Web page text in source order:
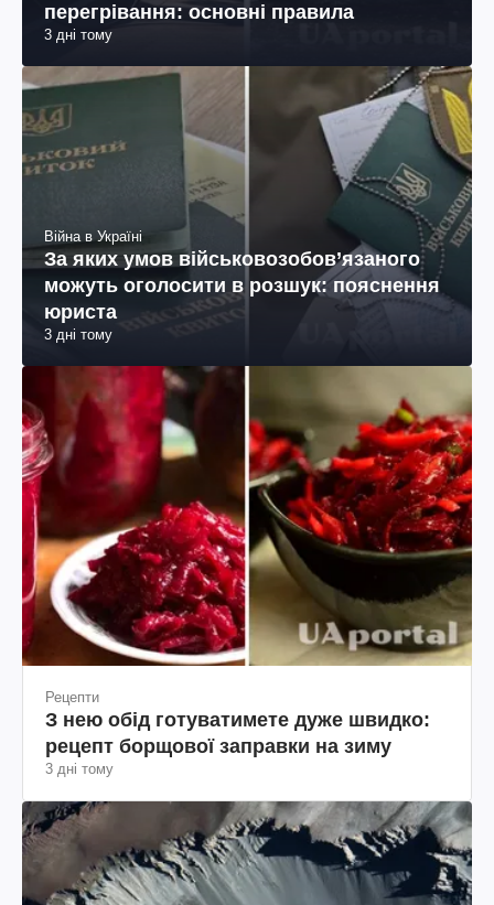
перегрівання: основні правила
3 дні тому
Війна в Україні
За яких умов військовозобов’язаного
можуть оголосити в розшук: пояснення
юриста
3 дні тому
Рецепти
З нею обід готуватимете дуже швидко:
рецепт борщової заправки на зиму
3 дні тому